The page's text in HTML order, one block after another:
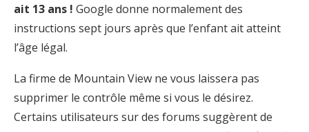
ait 13 ans ! Google donne normalement des
instructions sept jours après que l’enfant ait atteint
l’âge légal.
La firme de Mountain View ne vous laissera pas
supprimer le contrôle même si vous le désirez.
Certains utilisateurs sur des forums suggèrent de